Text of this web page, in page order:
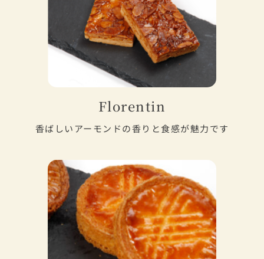
Florentin
香ばしいアーモンドの香りと食感が魅力です